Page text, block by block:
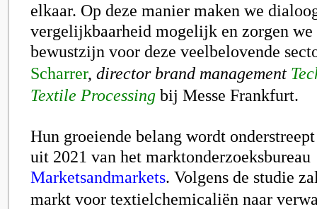
elkaar. Op deze manier maken we
vergelijkbaarheid mogelijk en zorgen we
bewustzijn voor deze veelbelovende
Scharrer, director brand management
Textile Processing bij Messe Frankfurt.
Hun groeiende belang wordt
uit 2021 van het marktonderzoeksbureau
Marketsandmarkets. Volgens de studie
markt voor textielchemicaliën naar